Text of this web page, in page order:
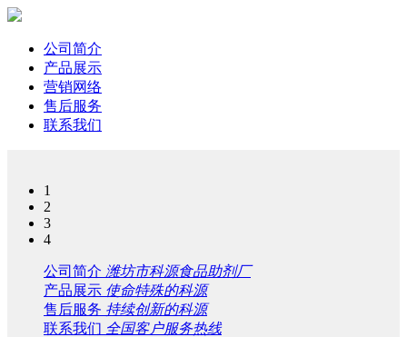
公司简介
产品展示
营销网络
售后服务
联系我们
1
2
3
4
公司简介 潍坊市科源食品助剂厂
产品展示 使命特殊的科源
售后服务 持续创新的科源
联系我们 全国客户服务热线